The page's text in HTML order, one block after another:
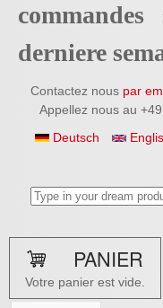
derniere
Contactez nous par
Appellez nous au
PANIER
Votre panier est vide.
Deutsch